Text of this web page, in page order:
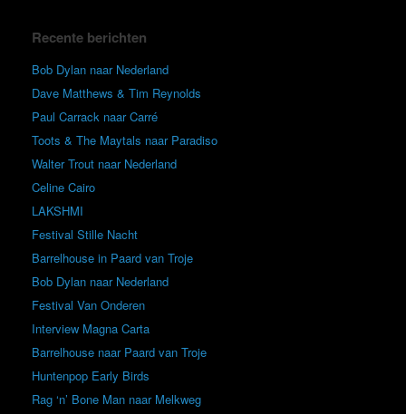
Recente berichten
Bob Dylan naar Nederland
Dave Matthews & Tim Reynolds
Paul Carrack naar Carré
Toots & The Maytals naar Paradiso
Walter Trout naar Nederland
Celine Cairo
LAKSHMI
Festival Stille Nacht
Barrelhouse in Paard van Troje
Bob Dylan naar Nederland
Festival Van Onderen
Interview Magna Carta
Barrelhouse naar Paard van Troje
Huntenpop Early Birds
Rag ‘n’ Bone Man naar Melkweg